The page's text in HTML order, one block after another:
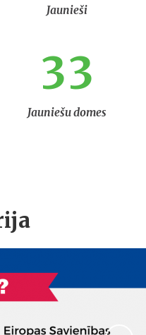
Jaunieši
33
Jauniešu domes